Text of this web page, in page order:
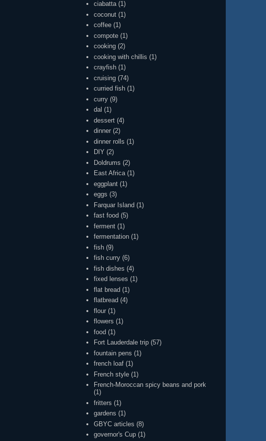
ciabatta (1)
coconut (1)
coffee (1)
compote (1)
cooking (2)
cooking with chillis (1)
crayfish (1)
cruising (74)
curried fish (1)
curry (9)
dal (1)
dessert (4)
dinner (2)
dinner rolls (1)
DIY (2)
Doldrums (2)
East Africa (1)
eggplant (1)
eggs (3)
Farquar Island (1)
fast food (5)
ferment (1)
fermentation (1)
fish (9)
fish curry (6)
fish dishes (4)
fixed lenses (1)
flat bread (1)
flatbread (4)
flour (1)
flowers (1)
food (1)
Fort Lauderdale trip (57)
fountain pens (1)
french loaf (1)
French style (1)
French-Moroccan spicy beans and pork
(1)
fritters (1)
gardens (1)
GBYC articles (8)
governor's Cup (1)